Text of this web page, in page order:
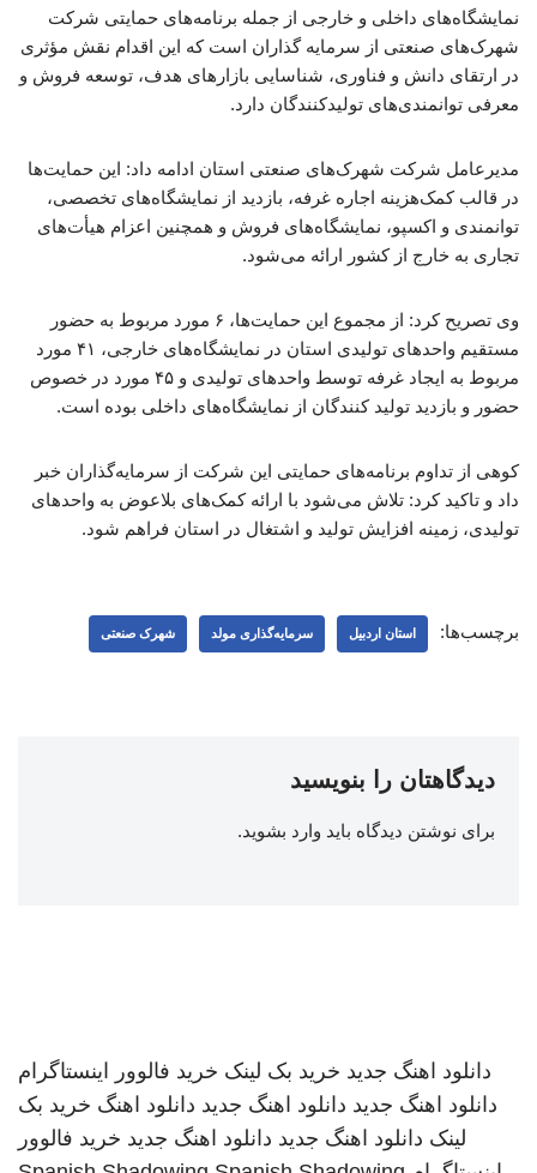
نمایشگاه‌های داخلی و خارجی از جمله برنامه‌های حمایتی شرکت
شهرک‌های صنعتی از سرمایه گذاران است که این اقدام نقش مؤثری
در ارتقای دانش و فناوری، شناسایی بازارهای هدف، توسعه فروش و
معرفی توانمندی‌های تولیدکنندگان دارد.
مدیرعامل شرکت شهرک‌های صنعتی استان ادامه داد: این حمایت‌ها
در قالب کمک‌هزینه اجاره غرفه، بازدید از نمایشگاه‌های تخصصی،
توانمندی و اکسپو، نمایشگاه‌های فروش و همچنین اعزام هیأت‌های
تجاری به خارج از کشور ارائه می‌شود.
وی تصریح کرد: از مجموع این حمایت‌ها، ۶ مورد مربوط به حضور
مستقیم واحدهای تولیدی استان در نمایشگاه‌های خارجی، ۴۱ مورد
مربوط به ایجاد غرفه توسط واحدهای تولیدی و ۴۵ مورد در خصوص
حضور و بازدید تولید کنندگان از نمایشگاه‌های داخلی بوده است.
کوهی از تداوم برنامه‌های حمایتی این شرکت از سرمایه‌گذاران خبر
داد و تاکید کرد: تلاش می‌شود با ارائه کمک‌های بلاعوض به واحدهای
تولیدی، زمینه افزایش تولید و اشتغال در استان فراهم شود.
برچسب‌ها: استان اردبیل سرمایه‌گذاری مولد شهرک صنعتی
دیدگاهتان را بنویسید
برای نوشتن دیدگاه باید وارد بشوید.
دانلود اهنگ جدید خرید بک لینک خرید فالوور اینستاگرام
دانلود اهنگ جدید دانلود اهنگ جدید دانلود اهنگ خرید بک
لینک دانلود اهنگ جدید دانلود اهنگ جدید خرید فالوور